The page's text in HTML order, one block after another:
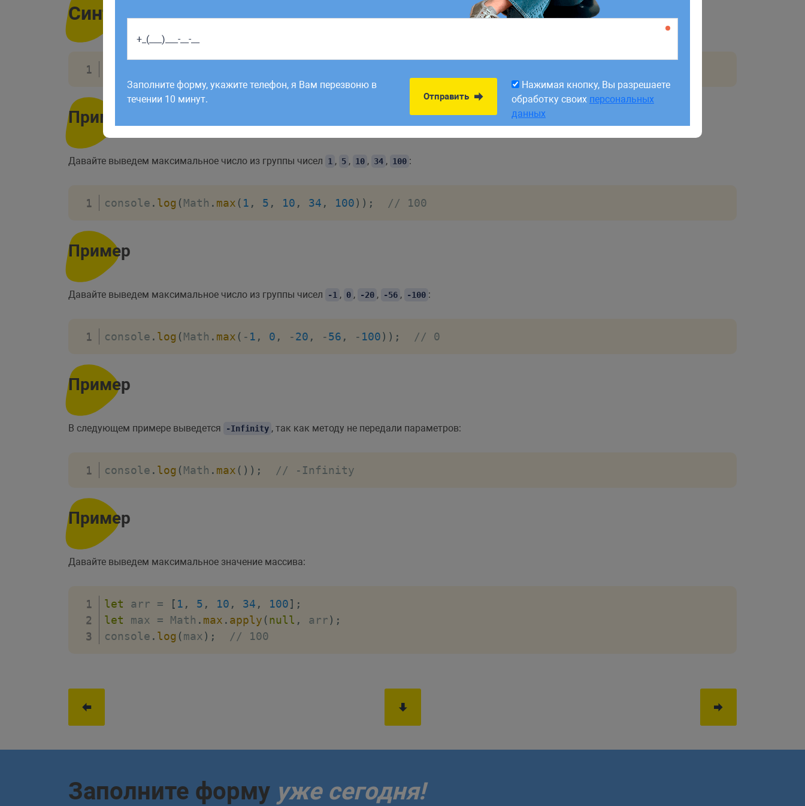
Синтаксис
Пример
Давайте выведем максимальное число из группы чисел 1 , 5 , 10 , 34 , 100 :
console . log (Math . max ( 1 , 5 , 10 , 34 , 100) ) ; // 100
Пример
Давайте выведем максимальное число из группы чисел -1 , 0 , -20 , -56 , -100 :
console . log (Math . max ( - 1 , 0 , -20 , -56 , - 100) ) ; // 0
Пример
В следующем примере выведется -Infinity , так как методу не передали параметров:
console . log (Math . max ( ) ) ; // -Infinity
Пример
Давайте выведем максимальное значение массива:
let arr = [ 1 , 5 , 10 , 34 , 100] ;
let max = Math . max . apply (null , arr) ;
console . log (max) ; // 100
Заполните форму уже сегодня!
Работаем по будням с 9:00 до 18:00. Заявки,
рабочий день до 12:00.
Нажимая кнопку, Вы разрешаете
данных
Заполните форму, укажите телефон, я Вам перезвоню в
течении 10 минут.
Отправить
Нажимая кнопку, Вы разрешаете
обработку своих персональных
данных